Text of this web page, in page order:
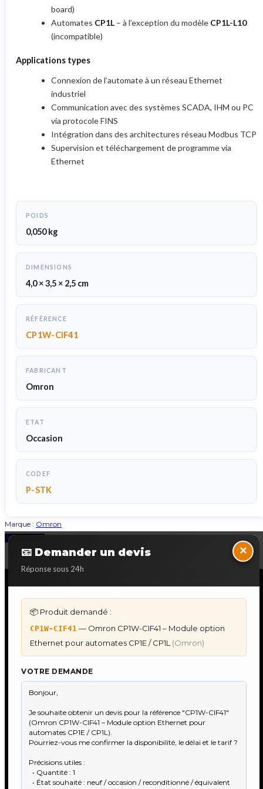
board)
Automates CP1L – à l’exception du modèle CP1L-L10
(incompatible)
Applications types
Connexion de l’automate à un réseau Ethernet
industriel
Communication avec des systèmes SCADA, IHM ou PC
via protocole FINS
Intégration dans des architectures réseau Modbus TCP
Supervision et téléchargement de programme via
Ethernet
POIDS
0,050 kg
DIMENSIONS
4,0 × 3,5 × 2,5 cm
RÉFÉRENCE
CP1W-CIF41
FABRICANT
Omron
ETAT
Occasion
CODEF
P-STK
Marque : Omron
📧 Demander un devis
Réponse sous 24h
×
📦 Produit demandé :
CP1W-CIF41 — Omron CP1W-CIF41 – Module option
Ethernet pour automates CP1E / CP1L (Omron)
VOTRE DEMANDE
Back to Top
DÉPANNAGE AUTOMATES
Dépannage Schneider Modicon
Dépannage Mitsubishi Melsec
Dépannage ABB AC500
IHM & PUPITRES
IHM Lauer PCS — Récupération Programme
Maintenance Automatisme Industriel
Recherche & Sourcing piéce rare